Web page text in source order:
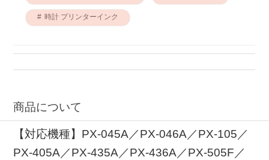
時計 プリンターインク
商品について
【対応機種】PX-045A／PX-046A／PX-105／
PX-405A／PX-435A／PX-436A／PX-505F／